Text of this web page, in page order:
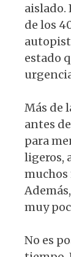
aislado.
de los
estado
Más de
antes
para
ligeros,
muchos
muy
No es